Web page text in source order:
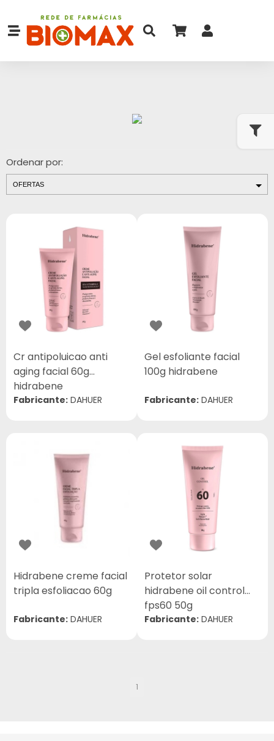
Ordenar por:
Cr antipoluicao anti
aging facial 60g
hidrabene
Fabricante: DAHUER
Gel esfoliante facial
100g hidrabene
Fabricante: DAHUER
Hidrabene creme facial
tripla esfoliacao 60g
Fabricante: DAHUER
Protetor solar
hidrabene oil control
fps60 50g
Fabricante: DAHUER
1